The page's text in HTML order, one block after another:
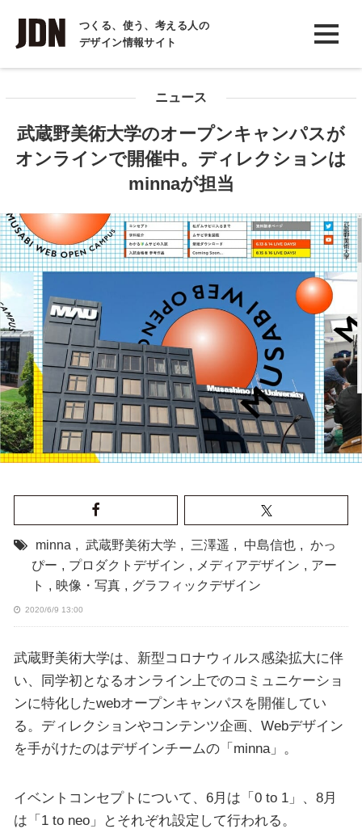
つくる、使う、考える人の
デザイン情報サイト
INTERVIEW
インタビュー
COLUMN
ニュース
武蔵野美術大学のオープンキャンパスが
オンラインで開催中。ディレクションは
minnaが担当
minna , 武蔵野美術大学 , 三澤遥 , 中島信也 , かっ
ぴー , プロダクトデザイン , メディアデザイン , アー
ト , 映像・写真 , グラフィックデザイン
2020/6/9 13:00
武蔵野美術大学は、新型コロナウィルス感染拡大に伴
い、同学初となるオンライン上でのコミュニケーショ
ンに特化したwebオープンキャンパスを開催してい
る。ディレクションやコンテンツ企画、Webデザイン
を手がけたのはデザインチームの「minna」。
イベントコンセプトについて、6月は「0 to 1」、8月
は「1 to neo」とそれぞれ設定して行われる。